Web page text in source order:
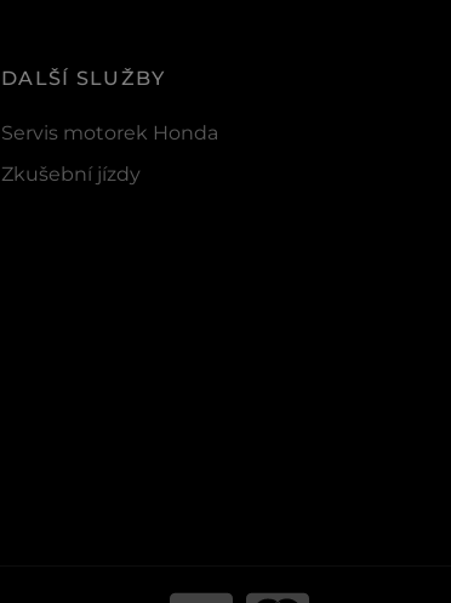
DALŠÍ SLUŽBY
Servis motorek Honda
Zkušební jízdy